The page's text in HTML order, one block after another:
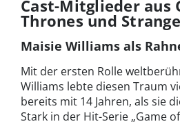
Cast-Mitglieder aus
Thrones und
Maisie Williams als
Mit der ersten Rolle
Williams lebte diesen Traum
bereits mit 14 Jahren, als sie
Stark in der Hit-Serie „Game